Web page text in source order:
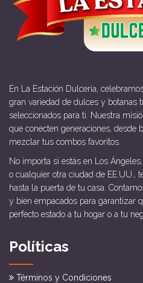
En La Estación Dulcería,
gran variedad de dulces y botanas
seleccionados para ti. Nuestra
que conecten generaciones, desde
mezclar tus combos favoritos.
No importa si estás en Los
o cualquier otra ciudad de EE.UU.,
hasta la puerta de tu casa.
y bien empacados para garantizar
perfecto estado a tu hogar o a tu
Políticas
Términos y Condiciones